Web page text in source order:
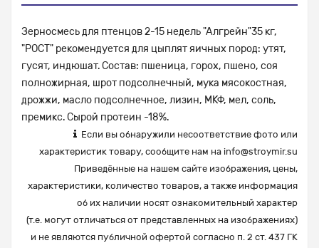
Зерносмесь для птенцов 2-15 недель "Алгрейн"35 кг,
"РОСТ" рекомендуется для цыплят яичных пород: утят,
гусят, индюшат. Состав: пшеница, горох, пшено, соя
полножирная, шрот подсолнечный, мука мясокостная,
дрожжи, масло подсолнечное, лизин, МКФ, мел, соль,
премикс. Сырой протеин -18%.
Если вы обнаружили несоответствие фото или
характеристик товару, сообщите нам на info@stroymir.su
Приведённые на нашем сайте изображения, цены,
характеристики, количество товаров, а также информация
об их наличии носят ознакомительный характер
(т.е. могут отличаться от представленных на изображениях)
и не являются публичной офертой согласно п. 2 ст. 437 ГК